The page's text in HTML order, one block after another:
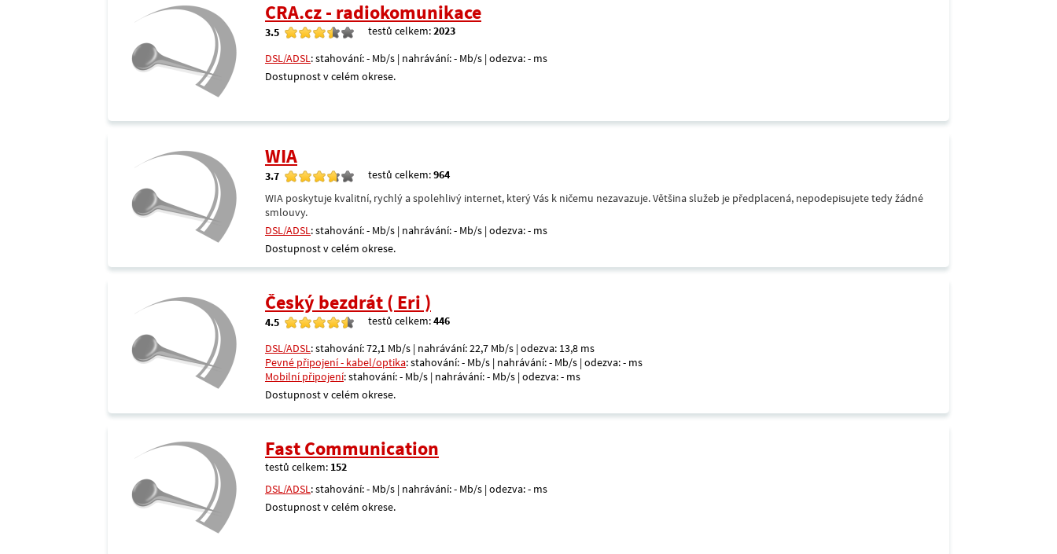
CRA.cz - radiokomunikace
3.5 testů celkem:2023
DSL/ADSL: stahování: - Mb/s | nahrávání: - Mb/s | odezva: - ms
Dostupnost v celém okrese.
WIA
3.7 testů celkem:964
WIA poskytuje kvalitní, rychlý a spolehlivý internet, který Vás k ničemu nezavazuje. Většina služeb je předplacená, nepodepisujete tedy žádné
smlouvy.
DSL/ADSL: stahování: - Mb/s | nahrávání: - Mb/s | odezva: - ms
Dostupnost v celém okrese.
Český bezdrát ( Eri )
4.5 testů celkem:446
DSL/ADSL: stahování: 72,1 Mb/s | nahrávání: 22,7 Mb/s | odezva: 13,8 ms
Pevné připojení - kabel/optika: stahování: - Mb/s | nahrávání: - Mb/s | odezva: - ms
Mobilní připojení: stahování: - Mb/s | nahrávání: - Mb/s | odezva: - ms
Dostupnost v celém okrese.
Fast Communication
testů celkem: 152
DSL/ADSL: stahování: - Mb/s | nahrávání: - Mb/s | odezva: - ms
Dostupnost v celém okrese.